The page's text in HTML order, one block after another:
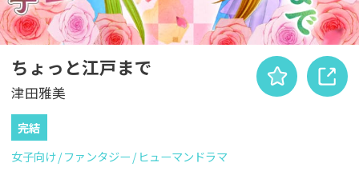
ちょっと江戸まで
津田雅美
完結
女子向け ファンタジー ヒューマンドラマ